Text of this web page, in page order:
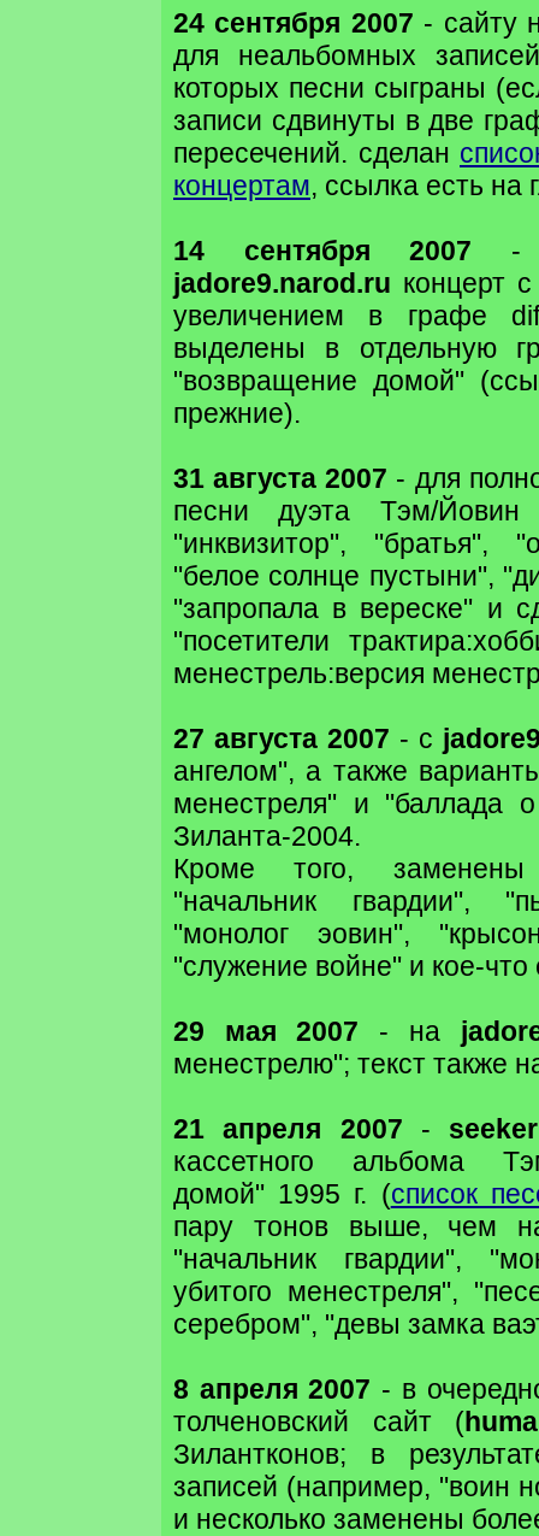
24 сентября 2007 - сайту
для неальбомных
которых песни сыграны
записи сдвинуты в две
пересечений. сделан
концертам, ссылка есть на
14 сентября 2007 -
jadore9.narod.ru концерт
увеличением в графе
выделены в отдельную
"возвращение домой"
прежние).
31 августа 2007 - для
песни дуэта Тэм/
"инквизитор", "братья",
"белое солнце пустыни",
"запропала в вереске" и
"посетители
менестрель:версия
27 августа 2007 - с
ангелом", а также
менестреля" и "баллада
Зиланта-2004.
Кроме того,
"начальник гвардии",
"монолог эовин",
"служение войне" и кое-
29 мая 2007 - на
менестрелю"; текст также
21 апреля 2007 - seeker
кассетного альбома
домой" 1995 г. (список
пару тонов выше, чем
"начальник гвардии",
убитого менестреля",
серебром", "девы замка
8 апреля 2007 - в
толченовский сайт (
Зилантконов; в
записей (например, "воин
и несколько заменены